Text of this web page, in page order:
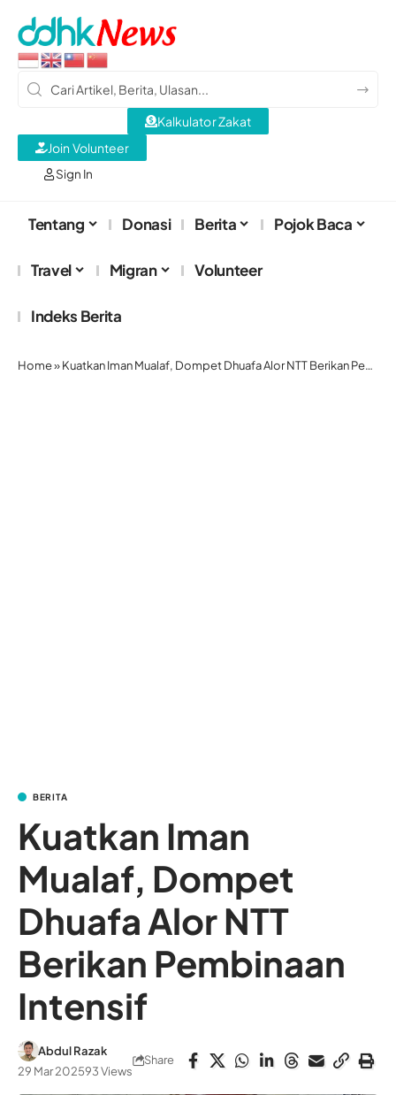
Sign In
Kalkulator Zakat
Join Volunteer
Tentang Donasi Berita Pojok Baca
Travel Migran Volunteer
Indeks Berita
Home»Kuatkan Iman Mualaf, Dompet Dhuafa Alor NTT Berikan Pembinaan Intensif
BERITA
Kuatkan Iman
Mualaf, Dompet
Dhuafa Alor NTT
Berikan Pembinaan
Intensif
Abdul Razak
29 Mar 202593 Views
Share